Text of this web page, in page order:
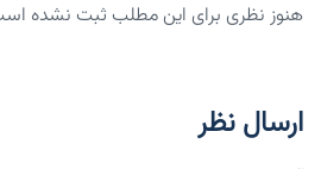
هنوز نظری برای این مطلب ثبت نشده
ارسال نظر